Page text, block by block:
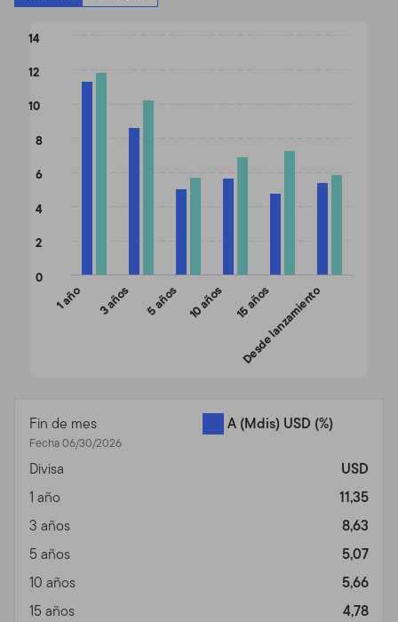
Bar chart with 2 data series.
The chart has 1 X axis displaying categories.
The chart has 1 Y axis displaying values. Data ranges from 4.78
1 año 3 años 5 años 10 años 15 años
Desde lanzamiento
0
2
4
6
8
10
12
14
Fin de mes
Fecha 06/30/2026
A (Mdis) USD (%)
Divisa
USD
1 año
11,35
3 años
8,63
5 años
5,07
10 años
5,66
15 años
4,78